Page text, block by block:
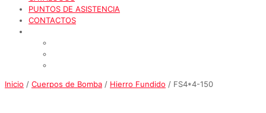
PUNTOS DE ASISTENCIA
CONTACTOS
Inicio / Cuerpos de Bomba / Hierro Fundido / FS4*4-150